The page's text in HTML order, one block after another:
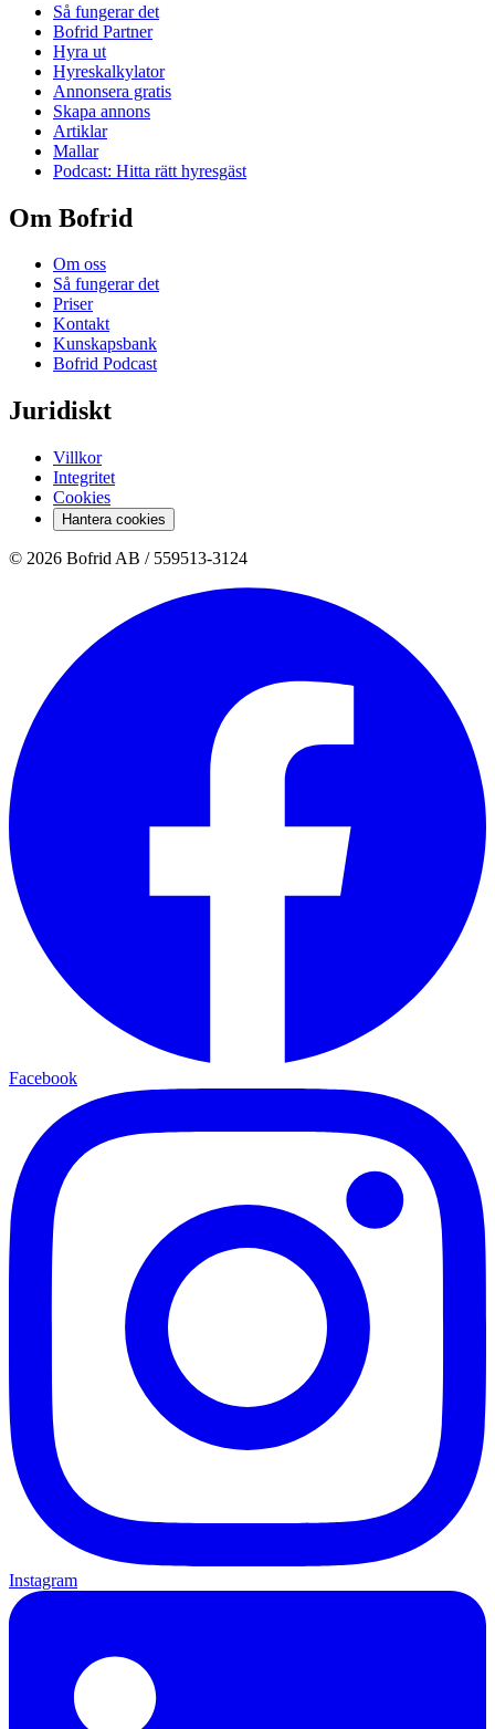
Så fungerar det
Bofrid Partner
Hyra ut
Hyreskalkylator
Annonsera gratis
Skapa annons
Artiklar
Mallar
Podcast: Hitta rätt hyresgäst
Om Bofrid
Om oss
Så fungerar det
Priser
Kontakt
Kunskapsbank
Bofrid Podcast
Juridiskt
Villkor
Integritet
Cookies
Hantera cookies
© 2026 Bofrid AB / 559513-3124
Facebook
Instagram